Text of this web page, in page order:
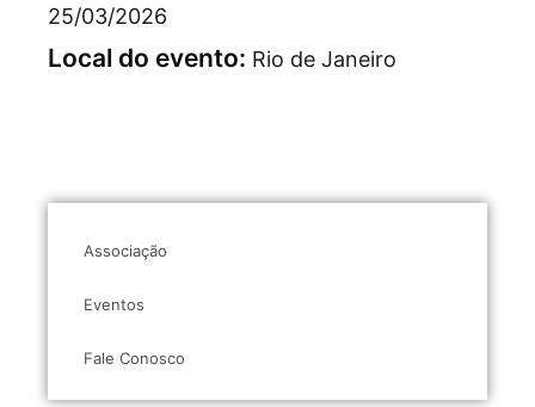
25/03/2026
Local do evento: Rio de Janeiro
Associação
Eventos
Fale Conosco